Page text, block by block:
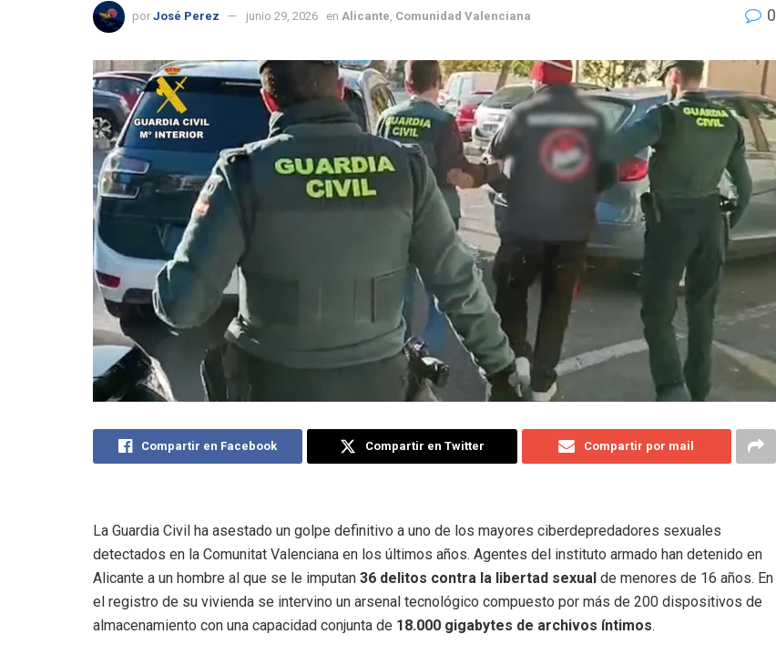
por José Perez junio 29, 2026 en Alicante Comunidad Valenciana 0
Compartir en Facebook Compartir en Twitter Compartir por mail
La Guardia Civil ha asestado un golpe definitivo a uno de los mayores ciberdepredadores sexuales
detectados en la Comunitat Valenciana en los últimos años. Agentes del instituto armado han detenido en
Alicante a un hombre al que se le imputan 36 delitos contra la libertad sexual de menores de 16 años. En
el registro de su vivienda se intervino un arsenal tecnológico compuesto por más de 200 dispositivos de
almacenamiento con una capacidad conjunta de 18.000 gigabytes de archivos íntimos.